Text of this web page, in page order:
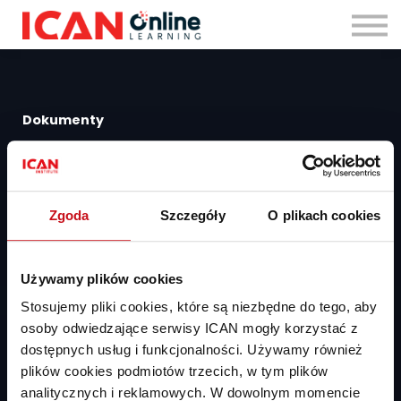
Zgoda Szczegóły O plikach cookies
Używamy plików cookies
Stosujemy pliki cookies, które są niezbędne do tego, aby
osoby odwiedzające serwisy ICAN mogły korzystać z
dostępnych usług i funkcjonalności. Używamy również
plików cookies podmiotów trzecich, w tym plików
analitycznych i reklamowych. W dowolnym momencie
Zaloguj się
Dokumenty
Regulamin zakupu szkoleń
Pomoc
Pomoc dla HR
Kontakt
ICAN Institute Spółka z ograniczoną odpowiedzialnością
Al. Niepodległości 18, 02-653 Warszawa
pomoc@ican.pl